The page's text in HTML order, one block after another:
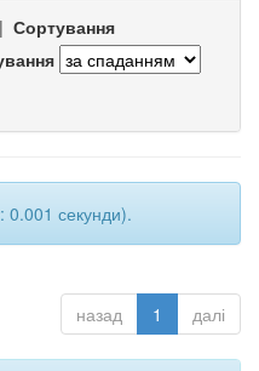
| Сортування
0.001 секунди).
назад 1 далі